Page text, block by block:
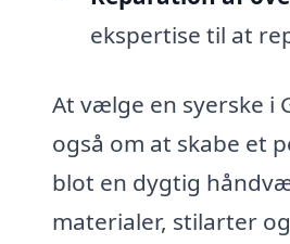
ekspertise til at
At vælge en syerske i
også om at skabe et
blot en dygtig
materialer, stilarter